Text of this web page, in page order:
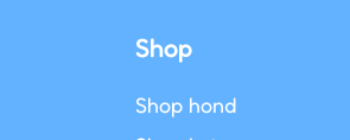
Shop
Shop hond